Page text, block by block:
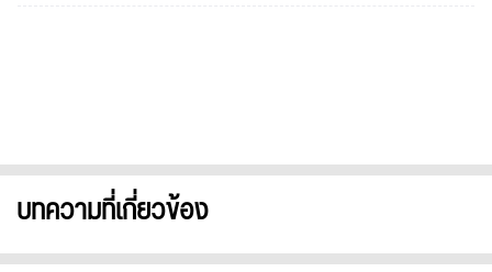
บทความที่เกี่ยวข้อง